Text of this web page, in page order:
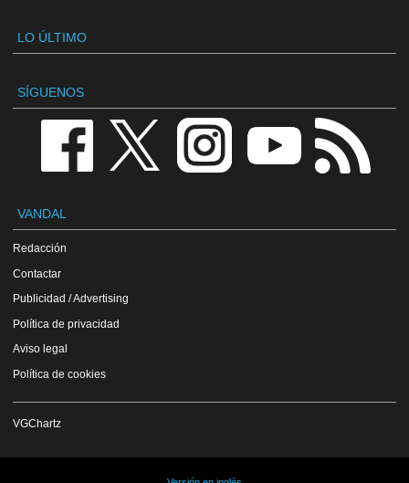
LO ÚLTIMO
SÍGUENOS
VANDAL
Redacción
Contactar
Publicidad / Advertising
Política de privacidad
Aviso legal
Política de cookies
VGChartz